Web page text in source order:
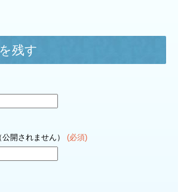
残す
開されません） (必須)